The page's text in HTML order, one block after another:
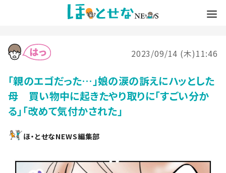
2023/09/14 (木)11:46
「親のエゴだった…」娘の涙の訴えにハッとした
母 買い物中に起きたやり取りに「すごい分か
る」「改めて気付かされた」
ほ・とせなNEWS編集部